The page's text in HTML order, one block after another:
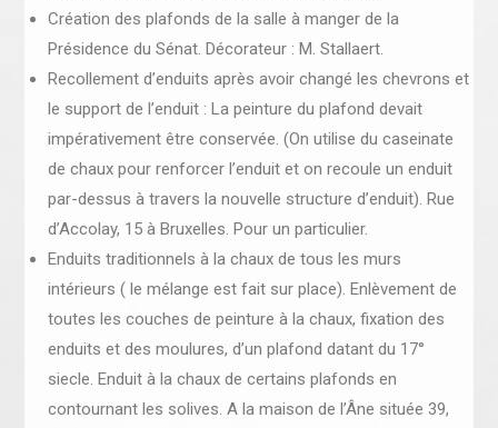
Création des plafonds de la salle à manger de la
Présidence du Sénat. Décorateur : M. Stallaert.
Recollement d’enduits après avoir changé les chevrons et
le support de l’enduit : La peinture du plafond devait
impérativement être conservée. (On utilise du caseinate
de chaux pour renforcer l’enduit et on recoule un enduit
par-dessus à travers la nouvelle structure d’enduit). Rue
d’Accolay, 15 à Bruxelles. Pour un particulier.
Enduits traditionnels à la chaux de tous les murs
intérieurs ( le mélange est fait sur place). Enlèvement de
toutes les couches de peinture à la chaux, fixation des
enduits et des moulures, d’un plafond datant du 17°
siecle. Enduit à la chaux de certains plafonds en
contournant les solives. A la maison de l’Âne située 39,